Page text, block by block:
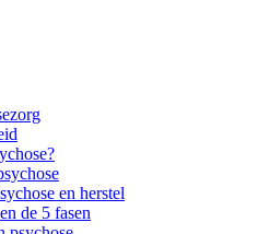
en herstel
de 5 fasen